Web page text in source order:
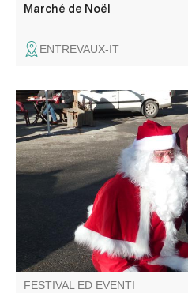
Marché de Noël
ENTREVAUX-IT
Ambiance féerique sur la place
gourmand, décoration et
FESTIVAL ED EVENTI